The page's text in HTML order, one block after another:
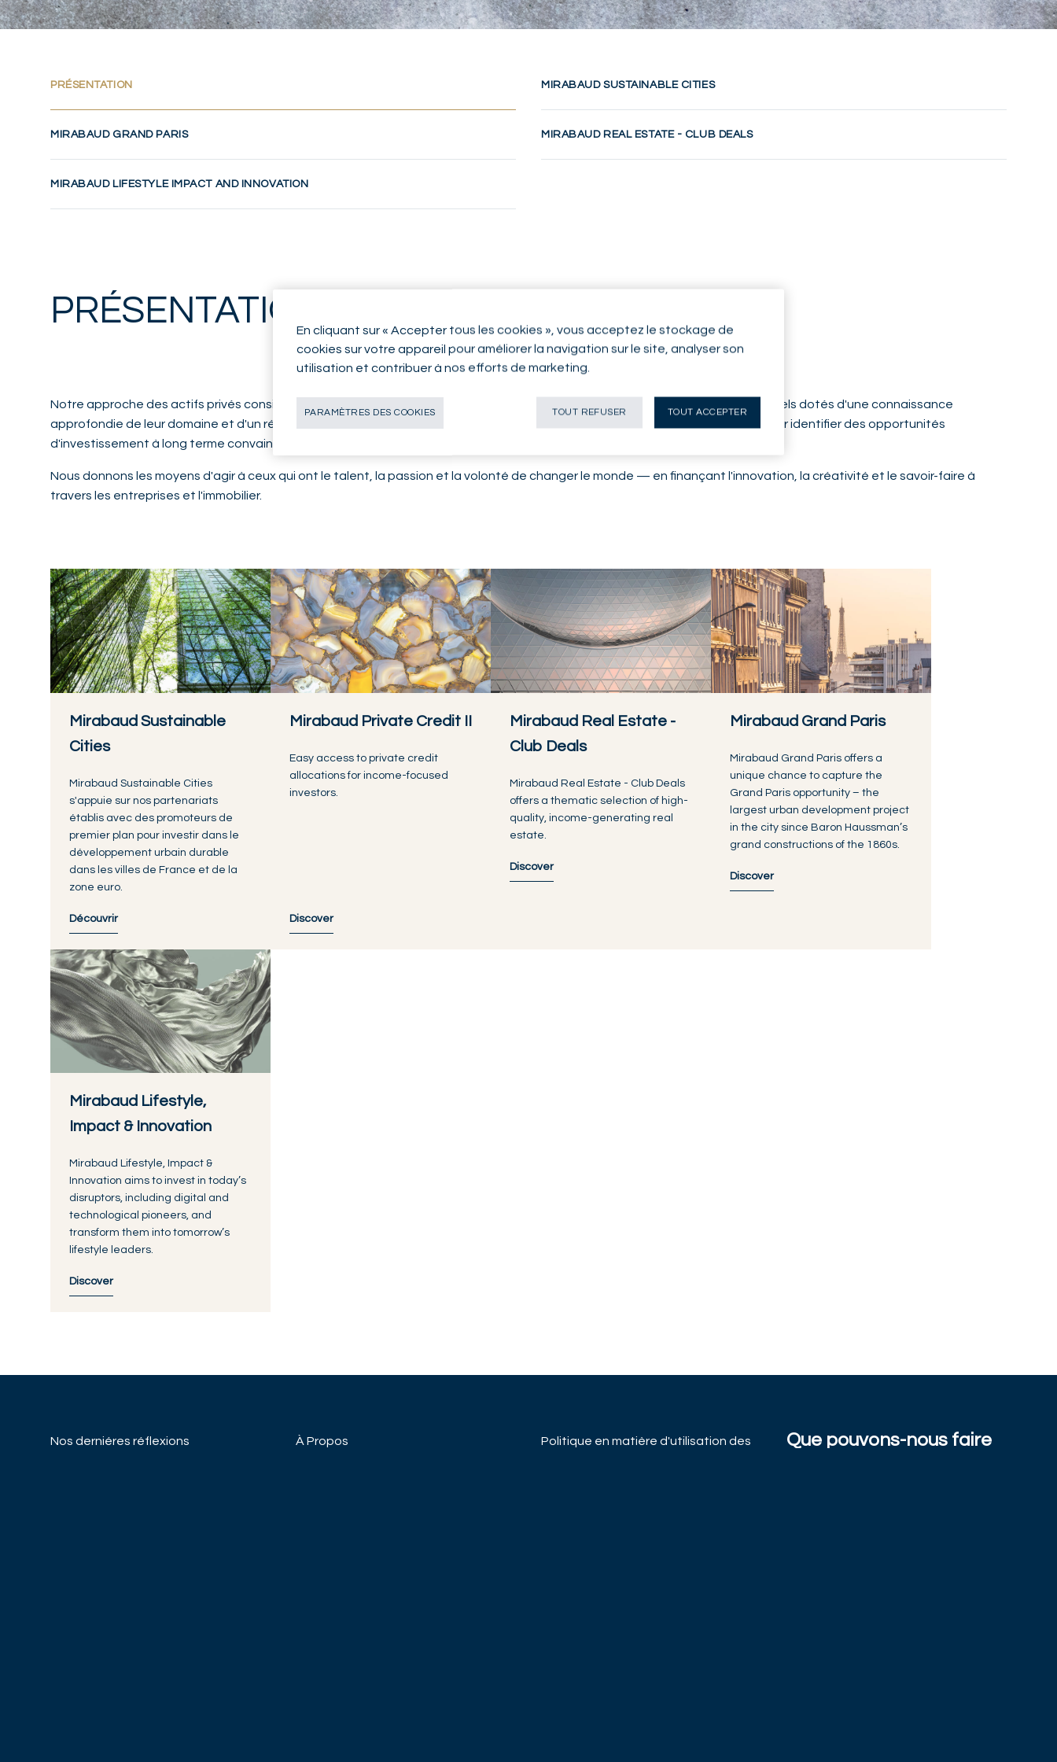
PRÉSENTATION(CURRENT) MIRABAUD SUSTAINABLE CITIES
MIRABAUD GRAND PARIS MIRABAUD REAL ESTATE - CLUB DEALS
MIRABAUD LIFESTYLE IMPACT AND INNOVATION
PRÉSENTATION
Notre approche des actifs privés consiste à opérer en tant qu'« initiés du secteur ». Nous nous associons à des experts sectoriels dotés d'une connaissance
approfondie de leur domaine et d'un réseau de contacts privilégiés. Ensemble, nous mettons à profit leur vaste expérience pour identifier des opportunités
d'investissement à long terme convaincantes, que nous proposons ensuite à nos clients.
Nous donnons les moyens d'agir à ceux qui ont le talent, la passion et la volonté de changer le monde — en finançant l'innovation, la créativité et le savoir-faire à
travers les entreprises et l'immobilier.
Mirabaud Sustainable
Cities
Mirabaud Sustainable Cities
s'appuie sur nos partenariats
établis avec des promoteurs de
premier plan pour investir dans le
développement urbain durable
dans les villes de France et de la
zone euro.
Découvrir
Mirabaud Private Credit II
Easy access to private credit
allocations for income-focused
investors.
Discover
Mirabaud Real Estate -
Club Deals
Mirabaud Real Estate - Club Deals
offers a thematic selection of high-
quality, income-generating real
estate.
Discover
Mirabaud Grand Paris
Mirabaud Grand Paris offers a
unique chance to capture the
Grand Paris opportunity – the
largest urban development project
in the city since Baron Haussman’s
grand constructions of the 1860s.
Discover
Mirabaud Lifestyle,
Impact & Innovation
Mirabaud Lifestyle, Impact &
Innovation aims to invest in today’s
disruptors, including digital and
technological pioneers, and
transform them into tomorrow’s
lifestyle leaders.
Discover
Nos derniéres réflexions À Propos
Politique en matière d'utilisation des
Que pouvons-nous faire
En cliquant sur « Accepter tous les cookies », vous acceptez le stockage de
cookies sur votre appareil pour améliorer la navigation sur le site, analyser son
utilisation et contribuer à nos efforts de marketing.
PARAMÈTRES DES COOKIES TOUT REFUSER TOUT ACCEPTER